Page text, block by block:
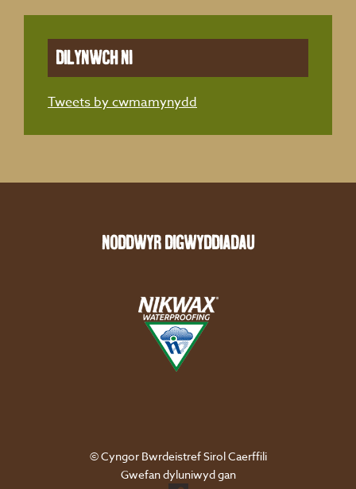
Dilynwch ni
Tweets by cwmamynydd
Noddwyr digwyddiadau
© Cyngor Bwrdeistref Sirol Caerffili
Gwefan dyluniwyd gan